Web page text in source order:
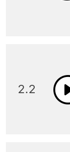
2.2